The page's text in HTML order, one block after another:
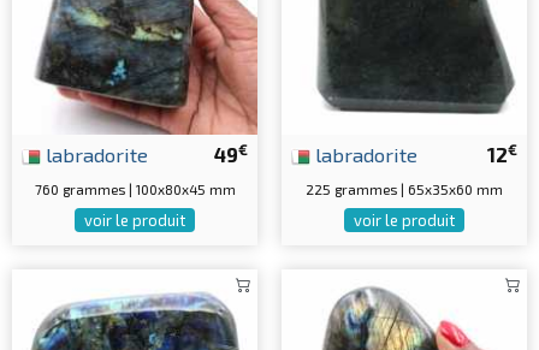
49€
labradorite
760 grammes | 100x80x45 mm
voir le produit
12€
labradorite
225 grammes | 65x35x60 mm
voir le produit